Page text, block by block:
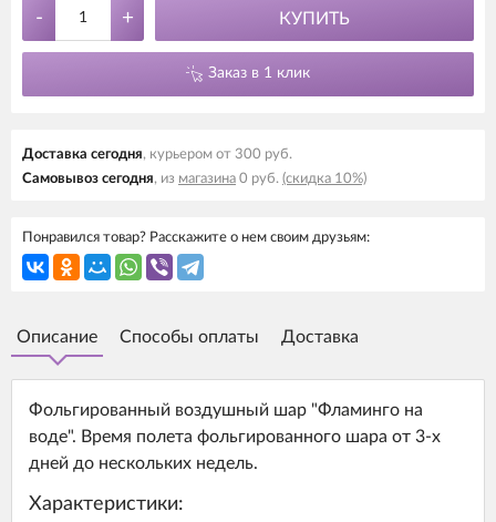
- + КУПИТЬ
Заказ в 1 клик
Доставка cегодня, курьером от 300 руб.
Самовывоз cегодня, из магазина 0 руб. (скидка 10%)
Понравился товар? Расскажите о нем своим друзьям:
Описание Способы оплаты Доставка
Фольгированный воздушный шар "Фламинго на
воде". Время полета фольгированного шара от 3-х
дней до нескольких недель.
Характеристики: